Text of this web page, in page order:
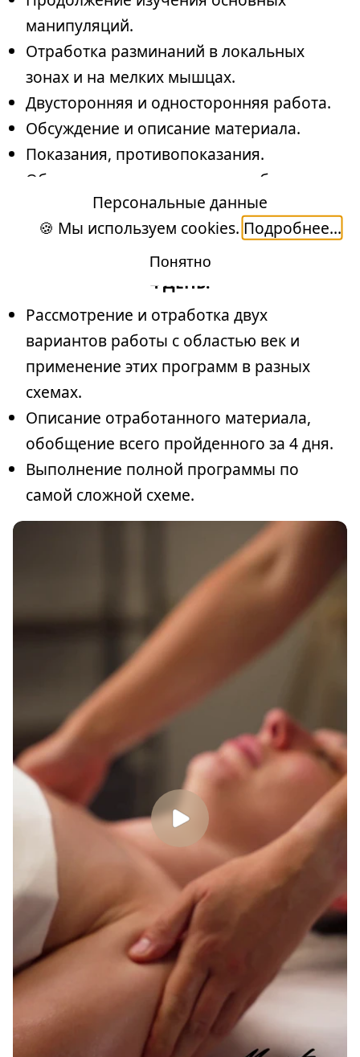
манипуляций.
Отработка разминаний в локальных
зонах и на мелких мышцах.
Двусторонняя и односторонняя работа.
Обсуждение и описание материала.
Показания, противопоказания.
Обсуждение критериев по подбору
индивидуальной схемы.
Вопросы и ответы.
4 ДЕНЬ:
Рассмотрение и отработка двух
вариантов работы с областью век и
применение этих программ в разных
схемах.
Описание отработанного материала,
обобщение всего пройденного за 4 дня.
Выполнение полной программы по
самой сложной схеме.
Персональные данные
🍪 Мы используем cookies. Подробнее...
Понятно